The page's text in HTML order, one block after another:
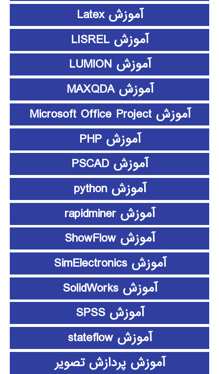
آموزش Latex
آموزش LISREL
آموزش LUMION
آموزش MAXQDA
آموزش Microsoft Office Project
آموزش PHP
آموزش PSCAD
آموزش python
آموزش rapidminer
آموزش ShowFlow
آموزش SimElectronics
آموزش SolidWorks
آموزش SPSS
آموزش stateflow
آموزش پردازش تصویر